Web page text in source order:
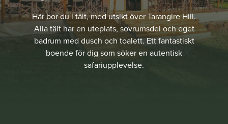
Här bor du i tält, med utsikt över Tarangire Hill.
Alla tält har en uteplats, sovrumsdel och eget
badrum med dusch och toalett. Ett fantastiskt
boende för dig som söker en autentisk
safariupplevelse.